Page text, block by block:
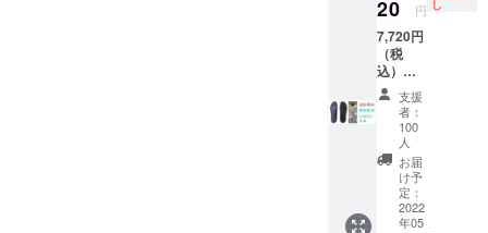
ザイン
等、改
良のた
め、一
部変更
になる
場合が
ござい
ます。
あらか
じめご
了承願
います
22％オ
フ ※消
費税・
送料込
み ※発
送（追
跡番号
あり）
はポス
ト投函
※領収書
が必要
な場
40-42：
25.5-
26.7cm
42-44：
27-
28.2cm
※靴のサ
イズで
はな
く、イ
ンソー
ルのサ
イズで
20 円 し
7,720円
（税
込）
【M1イ
ンソー
ル2021
0.6cm
】2足
セット
特別割
引22％
オフ 残
支援
者：
100
人
お届
け予
定：
2022
年05